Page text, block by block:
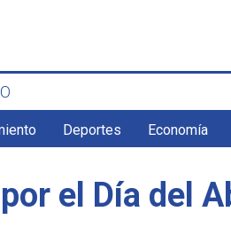
Deportes Economía
el Día del